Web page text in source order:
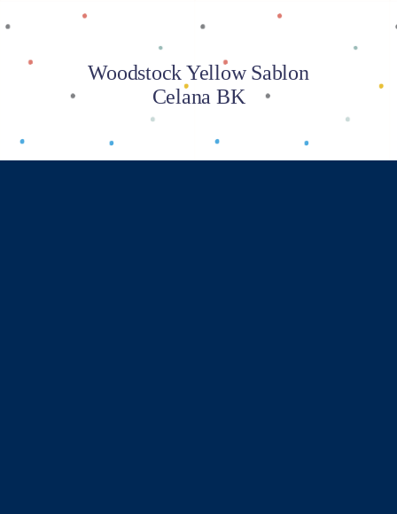
Woodstock Yellow Sablon
Celana BK